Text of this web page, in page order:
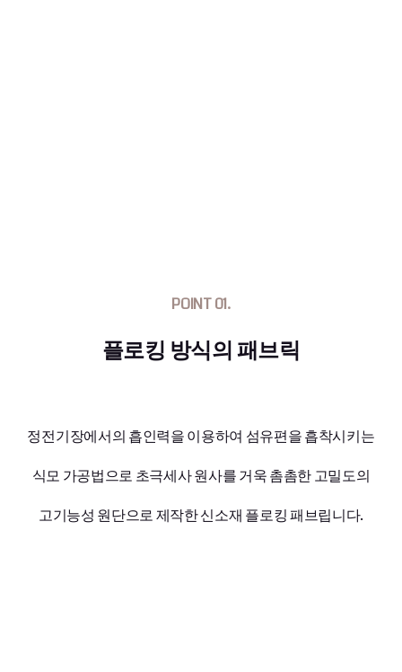
POINT 01.
플로킹 방식의 패브릭
정전기장에서의 흡인력을 이용하여 섬유편을 흡착시키는
식모 가공법으로 초극세사 원사를 거욱 촘촘한 고밀도의
고기능성 원단으로 제작한 신소재 플로킹 패브립니다.